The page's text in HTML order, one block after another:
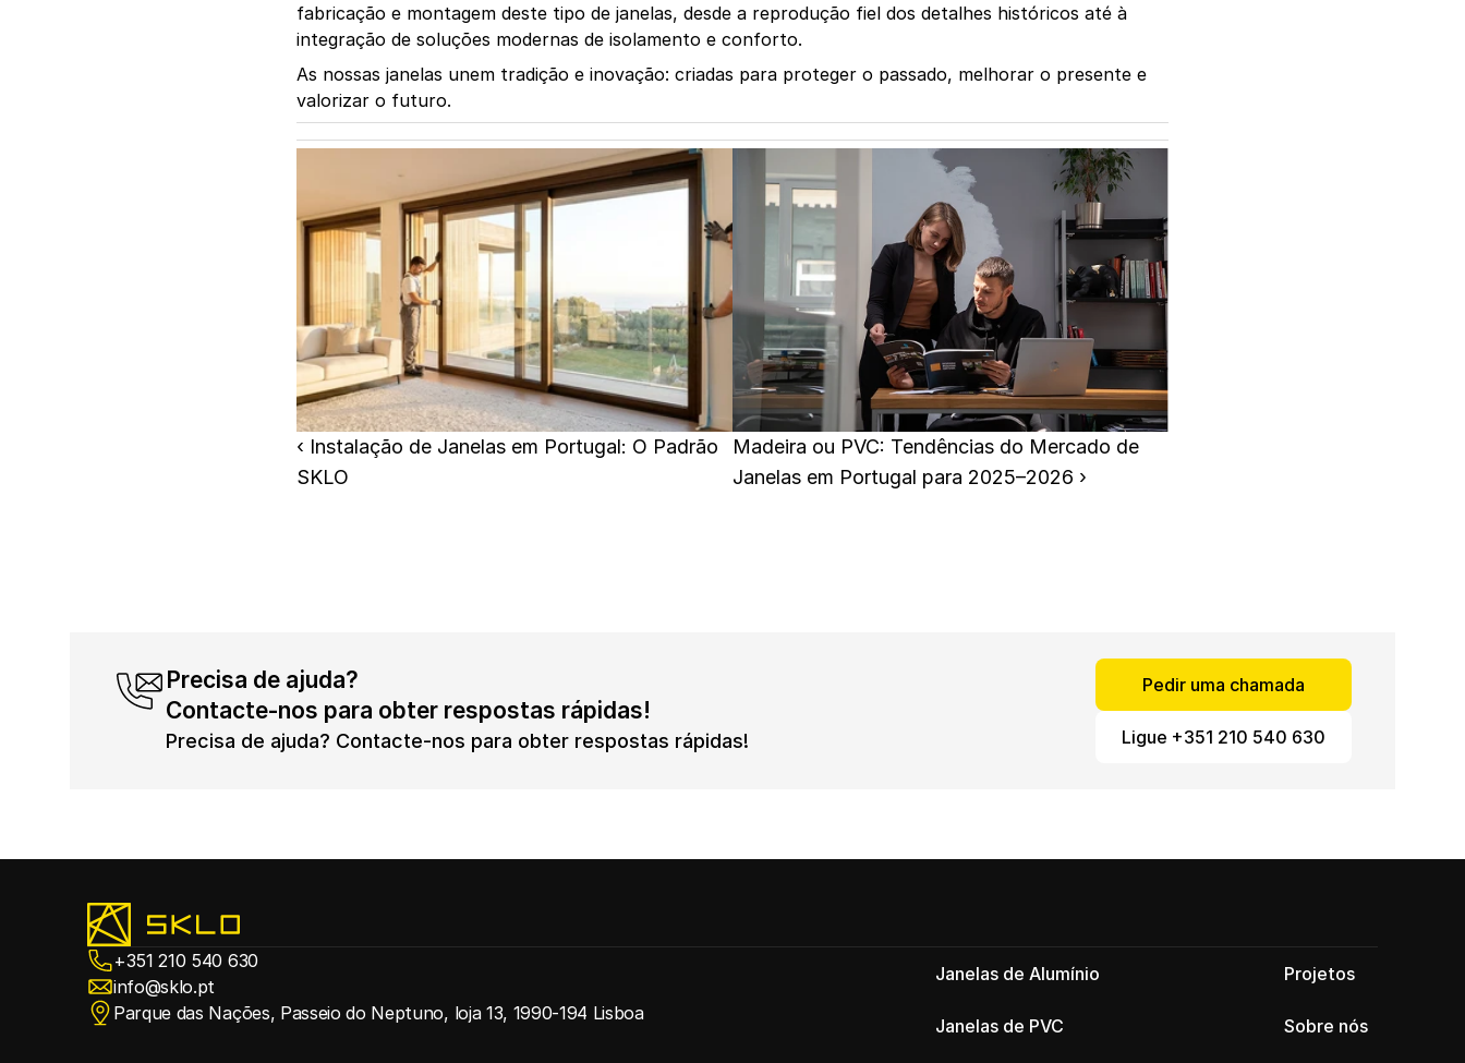
fabricação e montagem deste tipo de janelas, desde a reprodução fiel dos detalhes históricos até à
integração de soluções modernas de isolamento e conforto.
As nossas janelas unem tradição e inovação: criadas para proteger o passado, melhorar o presente e
valorizar o futuro.
‹ Instalação de Janelas em Portugal: O Padrão
SKLO
Madeira ou PVC: Tendências do Mercado de
Janelas em Portugal para 2025–2026 ›
Precisa de ajuda?
Contacte-nos para obter respostas rápidas!
Precisa de ajuda? Contacte-nos para obter respostas rápidas!
Pedir uma chamada
Ligue +351 210 540 630
+351 210 540 630
info@sklo.pt
Parque das Nações, Passeio do Neptuno, loja 13, 1990-194 Lisboa
Janelas de Alumínio
Janelas de PVC
Projetos
Sobre nós